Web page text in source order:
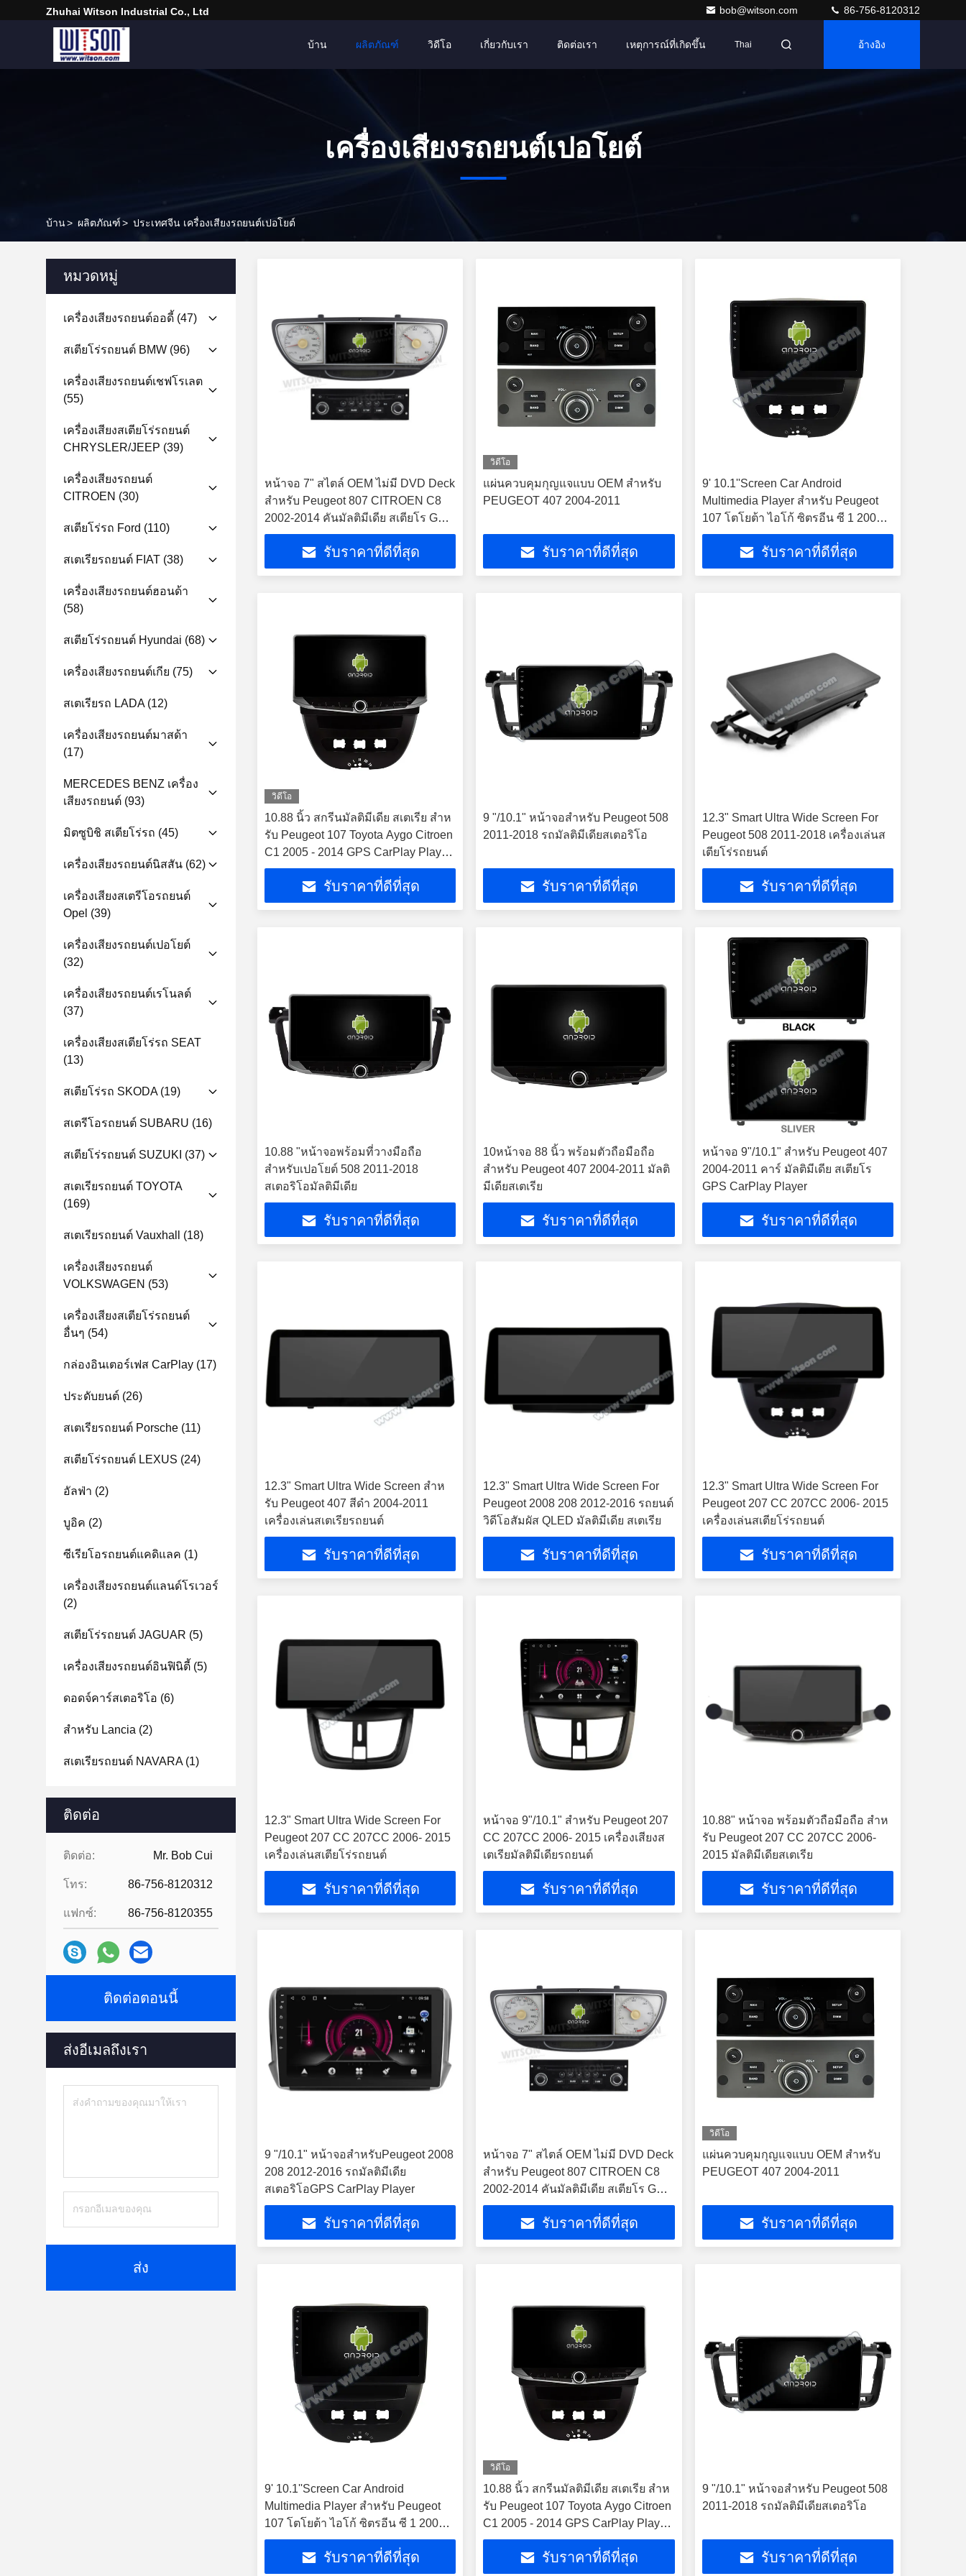
Zhuhai Witson Industrial Co., Ltd bob@witson.com 86-756-8120312
บ้าน ผลิตภัณฑ์ วิดีโอ เกี่ยวกับเรา ติดต่อเรา เหตุการณ์ที่เกิดขึ้น Thai อ้างอิง
เครื่องเสียงรถยนต์เปอโยต์
บ้าน> ผลิตภัณฑ์> ประเทศจีน เครื่องเสียงรถยนต์เปอโยต์
หมวดหมู่
เครื่องเสียงรถยนต์ออดี้ (47)
สเตียโร่รถยนต์ BMW (96)
เครื่องเสียงรถยนต์เชฟโรเลต
(55)
เครื่องเสียงสเตียโร่รถยนต์
CHRYSLER/JEEP (39)
เครื่องเสียงรถยนต์
CITROEN (30)
สเตียโร่รถ Ford (110)
สเตเรียรถยนต์ FIAT (38)
เครื่องเสียงรถยนต์ฮอนด้า
(58)
สเตียโร่รถยนต์ Hyundai (68)
เครื่องเสียงรถยนต์เกีย (75)
สเตเรียรถ LADA(12)
เครื่องเสียงรถยนต์มาสด้า
(17)
MERCEDES BENZ เครื่อง
เสียงรถยนต์ (93)
มิตซูบิชิ สเตียโร่รถ (45)
เครื่องเสียงรถยนต์นิสสัน (62)
เครื่องเสียงสเตรีโอรถยนต์
Opel (39)
เครื่องเสียงรถยนต์เปอโยต์
(32)
เครื่องเสียงรถยนต์เรโนลต์
(37)
เครื่องเสียงสเตียโร่รถ SEAT
(13)
สเตียโร่รถ SKODA(19)
สเตรีโอรถยนต์ SUBARU (16)
สเตียโร่รถยนต์ SUZUKI (37)
สเตเรียรถยนต์ TOYOTA
(169)
สเตเรียรถยนต์ Vauxhall (18)
เครื่องเสียงรถยนต์
VOLKSWAGEN (53)
เครื่องเสียงสเตียโร่รถยนต์
อื่นๆ (54)
กล่องอินเตอร์เฟส CarPlay (17)
ประดับยนต์ (26)
สเตเรียรถยนต์ Porsche (11)
สเตียโร่รถยนต์ LEXUS (24)
อัลฟ่า (2)
บูอิค (2)
ซีเรียโอรถยนต์แคดิแลค (1)
เครื่องเสียงรถยนต์แลนด์โรเวอร์
(2)
สเตียโร่รถยนต์ JAGUAR (5)
เครื่องเสียงรถยนต์อินฟินิตี้ (5)
ดอดจ์คาร์สเตอริโอ (6)
สําหรับ Lancia (2)
สเตเรียรถยนต์ NAVARA(1)
ติดต่อ
ติดต่อ: Mr. Bob Cui
โทร: 86-756-8120312
แฟกซ์: 86-756-8120355
ติดต่อตอนนี้
ส่งอีเมลถึงเรา
ส่ง
หน้าจอ 7" สไตล์ OEM ไม่มี DVD Deck
สําหรับ Peugeot 807 CITROEN C8
2002-2014 คันมัลติมีเดีย สเตียโร GPS
CarPlay Player
รับราคาที่ดีที่สุด
วิดีโอ
แผ่นควบคุมกุญแจแบบ OEM สําหรับ
PEUGEOT 407 2004-2011
รับราคาที่ดีที่สุด
9' 10.1''Screen Car Android
Multimedia Player สําหรับ Peugeot
107 โตโยต้า ไอโก้ ซิตรอีน ซี 1 2005 -
2014
รับราคาที่ดีที่สุด
วิดีโอ
10.88 นิ้ว สกรีนมัลติมีเดีย สเตเรีย สําห
รับ Peugeot 107 Toyota Aygo Citroen
C1 2005 - 2014 GPS CarPlay Player
มัลติมีเดีย
รับราคาที่ดีที่สุด
9 "/10.1" หน้าจอสำหรับ Peugeot 508
2011-2018 รถมัลติมีเดียสเตอริโอ
รับราคาที่ดีที่สุด
12.3" Smart Ultra Wide Screen For
Peugeot 508 2011-2018 เครื่องเล่นส
เตียโร่รถยนต์
รับราคาที่ดีที่สุด
10.88 "หน้าจอพร้อมที่วางมือถือ
สำหรับเปอโยต์ 508 2011-2018
สเตอริโอมัลติมีเดีย
รับราคาที่ดีที่สุด
10หน้าจอ 88 นิ้ว พร้อมตัวถือมือถือ
สําหรับ Peugeot 407 2004-2011 มัลติ
มีเดียสเตเรีย
รับราคาที่ดีที่สุด
หน้าจอ 9"/10.1" สําหรับ Peugeot 407
2004-2011 คาร์ มัลติมีเดีย สเตียโร
GPS CarPlay Player
รับราคาที่ดีที่สุด
12.3" Smart Ultra Wide Screen สําห
รับ Peugeot 407 สีดํา 2004-2011
เครื่องเล่นสเตเรียรถยนต์
รับราคาที่ดีที่สุด
12.3" Smart Ultra Wide Screen For
Peugeot 2008 208 2012-2016 รถยนต์
วิดีโอสัมผัส QLED มัลติมีเดีย สเตเรีย
รับราคาที่ดีที่สุด
12.3" Smart Ultra Wide Screen For
Peugeot 207 CC 207CC 2006- 2015
เครื่องเล่นสเตียโร่รถยนต์
รับราคาที่ดีที่สุด
12.3" Smart Ultra Wide Screen For
Peugeot 207 CC 207CC 2006- 2015
เครื่องเล่นสเตียโร่รถยนต์
รับราคาที่ดีที่สุด
หน้าจอ 9"/10.1" สําหรับ Peugeot 207
CC 207CC 2006- 2015 เครื่องเสียงส
เตเรียมัลติมีเดียรถยนต์
รับราคาที่ดีที่สุด
10.88" หน้าจอ พร้อมตัวถือมือถือ สําห
รับ Peugeot 207 CC 207CC 2006-
2015 มัลติมีเดียสเตเรีย
รับราคาที่ดีที่สุด
9 "/10.1" หน้าจอสำหรับPeugeot 2008
208 2012-2016 รถมัลติมีเดีย
สเตอริโอGPS CarPlay Player
รับราคาที่ดีที่สุด
หน้าจอ 7" สไตล์ OEM ไม่มี DVD Deck
สําหรับ Peugeot 807 CITROEN C8
2002-2014 คันมัลติมีเดีย สเตียโร GPS
CarPlay Player
รับราคาที่ดีที่สุด
วิดีโอ
แผ่นควบคุมกุญแจแบบ OEM สําหรับ
PEUGEOT 407 2004-2011
รับราคาที่ดีที่สุด
9' 10.1''Screen Car Android
Multimedia Player สําหรับ Peugeot
107 โตโยต้า ไอโก้ ซิตรอีน ซี 1 2005 -
2014
รับราคาที่ดีที่สุด
วิดีโอ
10.88 นิ้ว สกรีนมัลติมีเดีย สเตเรีย สําห
รับ Peugeot 107 Toyota Aygo Citroen
C1 2005 - 2014 GPS CarPlay Player
มัลติมีเดีย
รับราคาที่ดีที่สุด
9 "/10.1" หน้าจอสำหรับ Peugeot 508
2011-2018 รถมัลติมีเดียสเตอริโอ
รับราคาที่ดีที่สุด